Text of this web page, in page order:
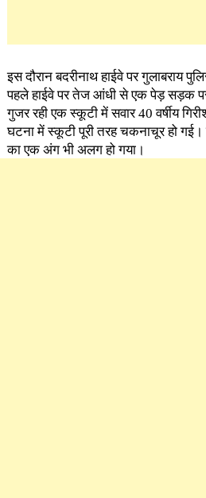
इस दौरान बदरीनाथ हाईवे पर गुलाबराय
पहले हाईवे पर तेज आंधी से एक पेड़ सड़क
गुजर रही एक स्कूटी में सवार 40 वर्षीय
घटना में स्कूटी पूरी तरह चकनाचूर हो
का एक अंग भी अलग हो गया।